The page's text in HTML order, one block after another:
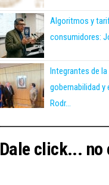
Algoritmos y
consumidores:
Integrantes de la
gobernabilidad y
Rodr...
Dale click... no